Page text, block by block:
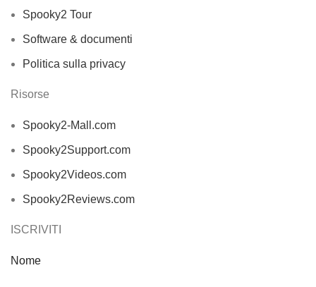
Spooky2 Tour
Software & documenti
Politica sulla privacy
Risorse
Spooky2-Mall.com
Spooky2Support.com
Spooky2Videos.com
Spooky2Reviews.com
ISCRIVITI
Nome